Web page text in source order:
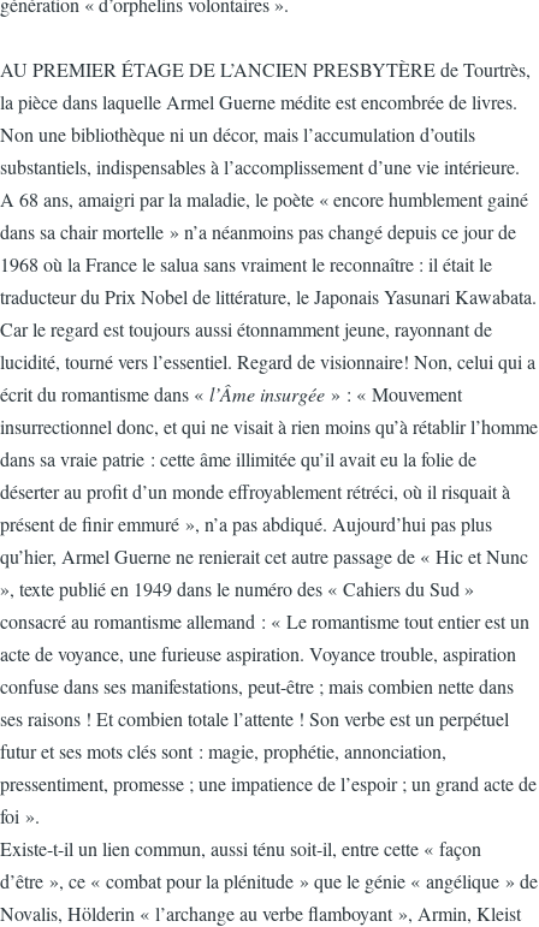
AU PREMIER ÉTAGE DE L’ANCIEN PRESBYTÈRE de Tourtrès,
la pièce dans laquelle Armel Guerne médite est encombrée de livres.
Non une bibliothèque ni un décor, mais l’accumulation d’outils
substantiels, indispensables à l’accomplissement d’une vie intérieure.
A 68 ans, amaigri par la maladie, le poète « encore humblement gainé
dans sa chair mortelle » n’a néanmoins pas changé depuis ce jour de
1968 où la France le salua sans vraiment le reconnaître : il était le
traducteur du Prix Nobel de littérature, le Japonais Yasunari Kawabata.
Car le regard est toujours aussi étonnamment jeune, rayonnant de
lucidité, tourné vers l’essentiel. Regard de visionnaire! Non, celui qui a
écrit du romantisme dans « l’Âme insurgée » : « Mouvement
insurrectionnel donc, et qui ne visait à rien moins qu’à rétablir l’homme
dans sa vraie patrie : cette âme illimitée qu’il avait eu la folie de
déserter au profit d’un monde effroyablement rétréci, où il risquait à
présent de finir emmuré », n’a pas abdiqué. Aujourd’hui pas plus
qu’hier, Armel Guerne ne renierait cet autre passage de « Hic et Nunc
», texte publié en 1949 dans le numéro des « Cahiers du Sud »
consacré au romantisme allemand : « Le romantisme tout entier est un
acte de voyance, une furieuse aspiration. Voyance trouble, aspiration
confuse dans ses manifestations, peut-être ; mais combien nette dans
ses raisons ! Et combien totale l’attente ! Son verbe est un perpétuel
futur et ses mots clés sont : magie, prophétie, annonciation,
pressentiment, promesse ; une impatience de l’espoir ; un grand acte de
foi ».
Existe-t-il un lien commun, aussi ténu soit-il, entre cette « façon
d’être », ce « combat pour la plénitude » que le génie « angélique » de
Novalis, Hölderin « l’archange au verbe flamboyant », Armin, Kleist